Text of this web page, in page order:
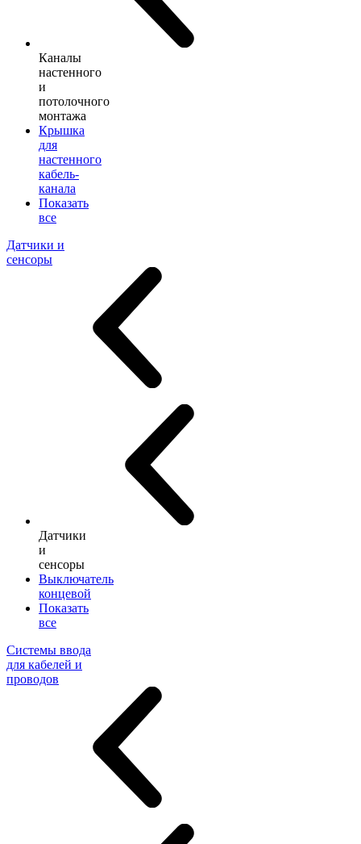
Каналы
настенного
и
потолочного
монтажа
Крышка
для
настенного
кабель-
канала
Показать
все
Датчики и
сенсоры
Датчики
и
сенсоры
Выключатель
концевой
Показать
все
Системы ввода
для кабелей и
проводов